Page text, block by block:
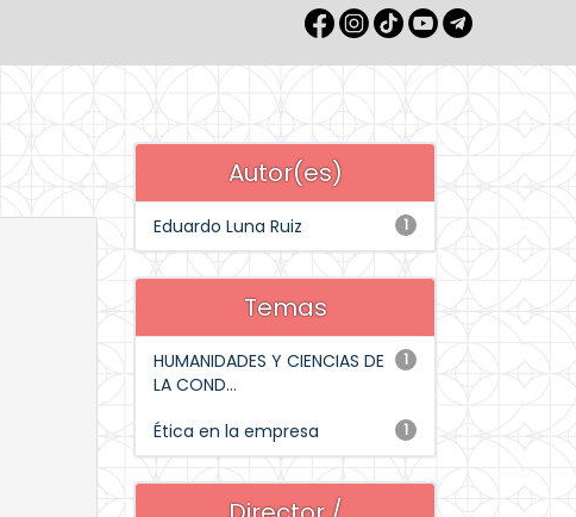
Autor(es)
1
Eduardo Luna Ruiz
Temas
1
HUMANIDADES Y CIENCIAS DE
LA COND...
1
Ética en la empresa